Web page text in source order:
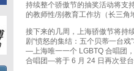
持续整个骄傲节的抽奖活动将支
的教师性/别教育工作坊（长三角
接下来的几周，上海骄傲节将持
剧“愤怒的集结：五个贝蒂一台
—上海唯一一个 LGBTQ 合唱团
合唱团—将于 6 月 24 日再次登台